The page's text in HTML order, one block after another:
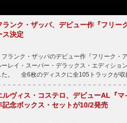
ランク・ザッパ、デビュー作『フリー
ス決定
ランク・ザッパのデビュー作『フリーク・
ーレイ・スーパー・デラックス・エディショ
た。 全6枚のディスクに全105トラックが
ルヴィス・コステロ、デビューAL『
記念ボックス・セットが10/2発売